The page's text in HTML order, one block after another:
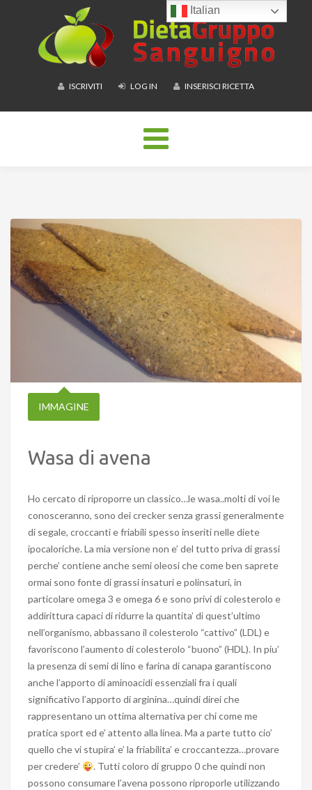
ISCRIVITI LOG IN INSERISCI RICETTA
Toggle
navigation
IMMAGINE
Wasa di avena
Ho cercato di riproporre un classico…le wasa..molti di voi le
conosceranno, sono dei crecker senza grassi generalmente
di segale, croccanti e friabili spesso inseriti nelle diete
ipocaloriche. La mia versione non e’ del tutto priva di grassi
perche’ contiene anche semi oleosi che come ben saprete
ormai sono fonte di grassi insaturi e polinsaturi, in
particolare omega 3 e omega 6 e sono privi di colesterolo e
addirittura capaci di ridurre la quantita’ di quest’ultimo
nell’organismo, abbassano il colesterolo “cattivo” (LDL) e
favoriscono l’aumento di colesterolo “buono” (HDL). In piu’
la presenza di semi di lino e farina di canapa garantiscono
anche l’apporto di aminoacidi essenziali fra i quali
significativo l’apporto di arginina…quindi direi che
rappresentano un ottima alternativa per chi come me
pratica sport ed e’ attento alla linea. Ma a parte tutto cio’
quello che vi stupira’ e’ la friabilita’ e croccantezza…provare
per credere’
. Tutti coloro di gruppo 0 che quindi non
possono consumare l’avena possono riproporle utilizzando
Italian